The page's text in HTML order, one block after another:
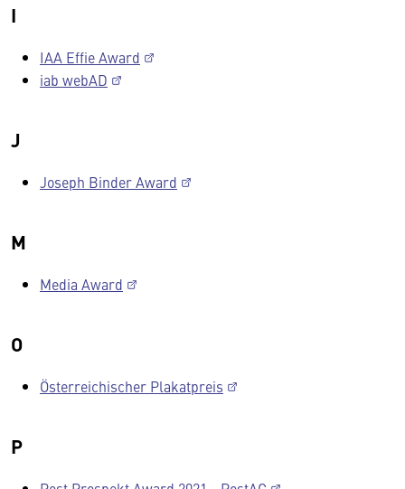
I
IAA Effie Award
iab webAD
J
Joseph Binder Award
M
Media Award
O
Österreichischer Plakatpreis
P